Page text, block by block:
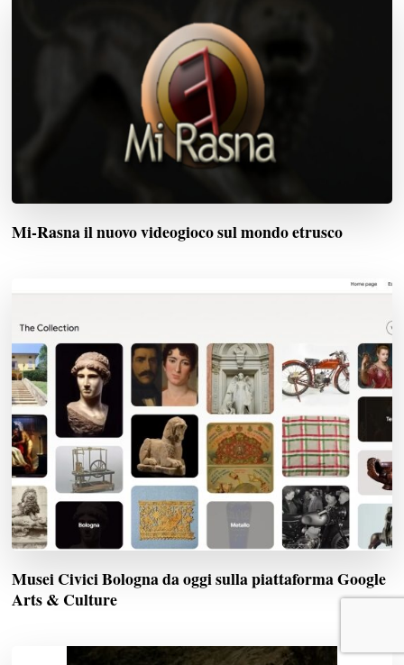
Mi-Rasna il nuovo videogioco sul mondo etrusco
Musei Civici Bologna da oggi sulla piattaforma Google
Arts & Culture